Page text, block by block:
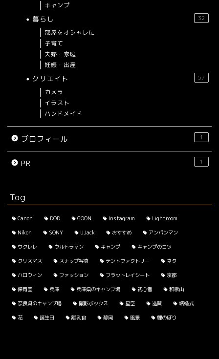
キャンプ
暮らし 32
部屋をオシャレに
子育て
夫婦・家庭
妊娠・出産
クリエイト 57
カメラ
イラスト
ハンドメイド
プロフィール 1
PR 1
Tag
Canon DOD GOON Instagram Lightroom
Nikon SONY UJack おすすめ アンパンマン
ウクレレ ウルトラマン キャンプ キャンプのコツ
クリスマス スナップ写真 テントファクトリー ネタ
ハロウィン ファッション フラットレイシート 京都
保育園 兵庫 兵庫県のキャンプ場 初心者 和歌山
奈良県のキャンプ場 撮影ボックス 星空 滋賀 結婚式
花 誕生日 離乳食 静岡 風景 鯉のぼり